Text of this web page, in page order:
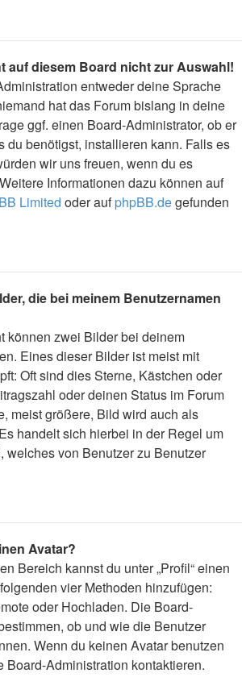
auf diesem Board nicht zur Auswahl!
entweder deine Sprache
hat das Forum bislang in deine
ggf. einen Board-Administrator, ob er
du benötigst, installieren kann. Falls es
wir uns freuen, wenn du es
Informationen dazu können auf
Limited oder aufphpBB.degefunden
die bei meinem Benutzernamen
können zwei Bilder bei deinem
Eines dieser Bilder ist meist mit
Oft sind dies Sterne, Kästchen oder
oder deinen Status im Forum
meist größere, Bild wird auch als
handelt sich hierbei in der Regel um
welches von Benutzer zu Benutzer
Avatar?
Bereich kannst du unter „Profil“ einen
vier Methoden hinzufügen:
oder Hochladen. Die Board-
ob und wie die Benutzer
Wenn du keinen Avatar benutzen
Board-Administration kontaktieren.